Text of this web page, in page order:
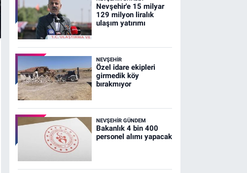
Nevşehir'e 15 milyar
129 milyon liralık
ulaşım yatırımı
NEVŞEHIR
Özel idare ekipleri
girmedik köy
bırakmıyor
NEVŞEHIR GÜNDEM
Bakanlık 4 bin 400
personel alımı yapacak